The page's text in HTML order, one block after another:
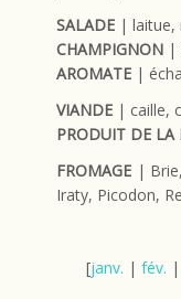
SALADE | laitue,
CHAMPIGNON |
AROMATE |
VIANDE | caille,
PRODUIT DE LA
FROMAGE |
Iraty, Picodon,
[janv. | fév. |